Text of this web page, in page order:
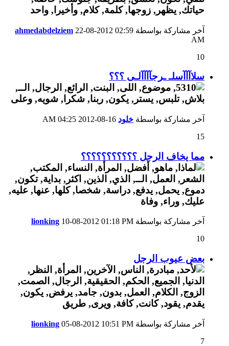
آخر مشاركة بواسطة ahmedabdelziem 22-08-2012 02:59
AM
10
سلاآآآسلـ ـرجآآآآلـى ؟؟؟
آخر مشاركة بواسطة خلود
04:25 AM
15
مما يخاف الرجل ؟؟؟؟؟؟؟؟؟؟؟
آخر مشاركة بواسطة lionking 10-08-2012 01:18 PM
10
بعض عيوب الرجل
آخر مشاركة بواسطة lionking 05-08-2012 10:51 PM
7